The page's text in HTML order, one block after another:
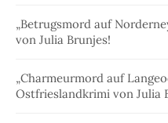
„Betrugsmord auf
von Julia Brunjes!
„Charmeurmord auf
Ostfrieslandkrimi von Julia